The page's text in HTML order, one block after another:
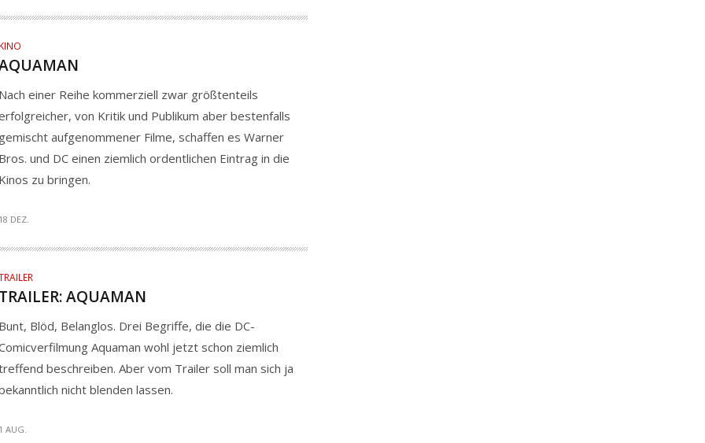
einer Reihe kommerziell zwar größtenteils
von Kritik und Publikum aber bestenfalls
aufgenommener Filme, schaffen es Warner
und DC einen ziemlich ordentlichen Eintrag in die
zu bringen.
DEZ.
AQUAMAN
Blöd, Belanglos. Drei Begriffe, die die DC-
Aquaman wohl jetzt schon ziemlich
beschreiben. Aber vom Trailer soll man sich ja
nicht blenden lassen.
AUG.